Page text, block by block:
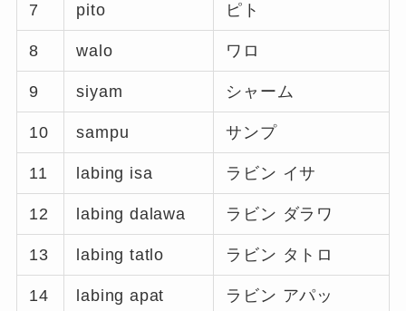
7 pito ピト
8 walo ワロ
9 siyam シャーム
10 sampu サンプ
11 labing isa ラビン イサ
12 labing dalawa ラビン ダラワ
13 labing tatlo ラビン タトロ
14 labing apat ラビン アパッ